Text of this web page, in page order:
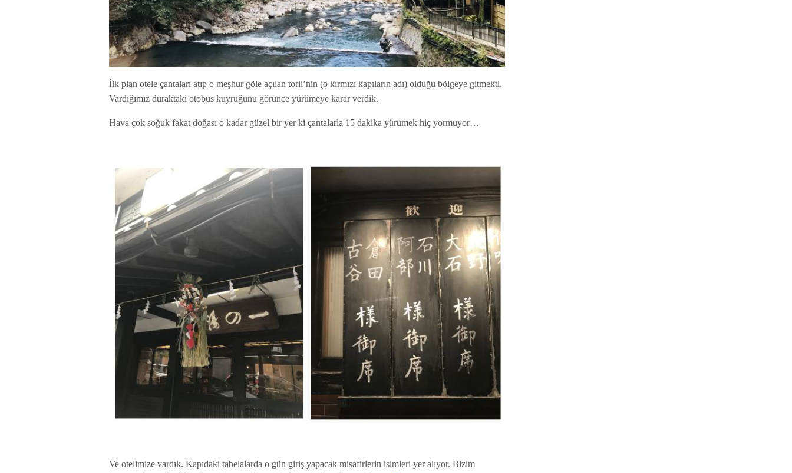
İlk plan otele çantaları atıp o meşhur göle açılan torii’nin (o kırmızı kapıların adı) olduğu bölgeye gitmekti.
Vardığımız duraktaki otobüs kuyruğunu görünce yürümeye karar verdik.
Hava çok soğuk fakat doğası o kadar güzel bir yer ki çantalarla 15 dakika yürümek hiç yormuyor…
Ve otelimize vardık. Kapıdaki tabelalarda o gün giriş yapacak misafirlerin isimleri yer alıyor. Bizim